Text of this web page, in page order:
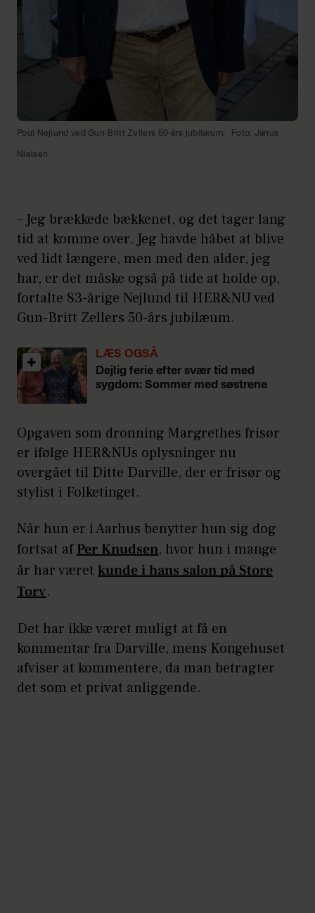
Poul Nejlund ved Gun-Britt Zellers 50-års jubilæum. Foto: Janus
Nielsen
– Jeg brækkede bækkenet, og det tager lang
tid at komme over. Jeg havde håbet at blive
ved lidt længere, men med den alder, jeg
har, er det måske også på tide at holde op,
fortalte 83-årige Nejlund til HER&NU ved
Gun-Britt Zellers 50-års jubilæum.
LÆS OGSÅ
Dejlig ferie efter svær tid med
sygdom: Sommer med søstrene
Opgaven som dronning Margrethes frisør
er ifølge HER&NUs oplysninger nu
overgået til Ditte Darville, der er frisør og
stylist i Folketinget.
Når hun er i Aarhus benytter hun sig dog
fortsat afPer Knudsen, hvor hun i mange
år har været kunde i hans salon på Store
Torv.
Det har ikke været muligt at få en
kommentar fra Darville, mens Kongehuset
afviser at kommentere, da man betragter
det som et privat anliggende.